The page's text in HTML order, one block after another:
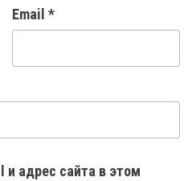
Email *
и адрес сайта в этом